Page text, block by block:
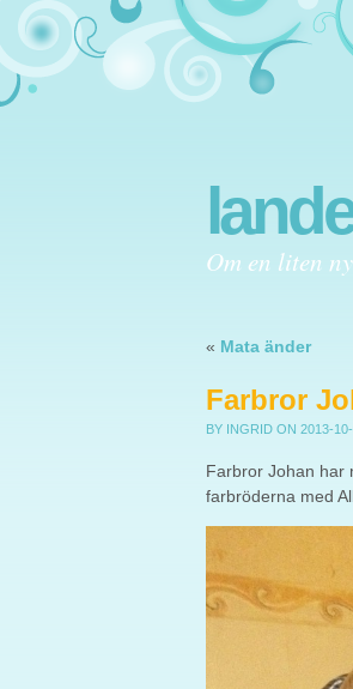
Om en liten
« Mata änder
Farbror
BY INGRID ON 2013-
Farbror Johan har
farbröderna med